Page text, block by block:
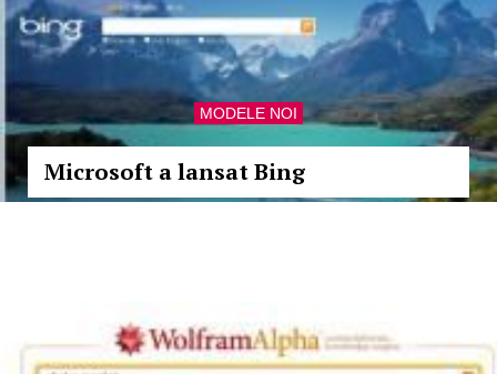
MODELE NOI
Microsoft a lansat Bing